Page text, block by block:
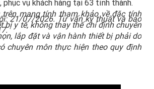
phục vụ khách hàng tại 63 tỉnh thành.
21/07/2026. Tư vấn kỹ thuật và báo
mang tính tham khảo về đặc tính
bị y tế, không thay thế chỉ định chuyên
lắp đặt và vận hành thiết bị phải do
chuyên môn thực hiện theo quy định